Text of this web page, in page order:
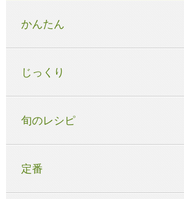
かんたん
じっくり
旬のレシピ
定番